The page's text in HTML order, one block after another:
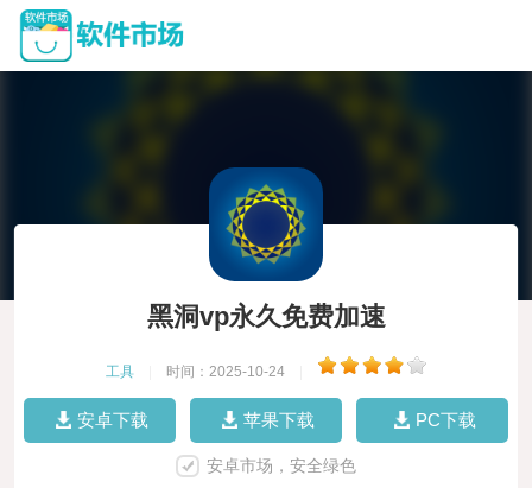
黑洞vp永久免费加速
工具 时间：2025-10-24
安卓下载 苹果下载 PC下载
安卓市场，安全绿色